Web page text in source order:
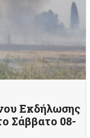
Εκδήλωσης
Σάββατο 08-